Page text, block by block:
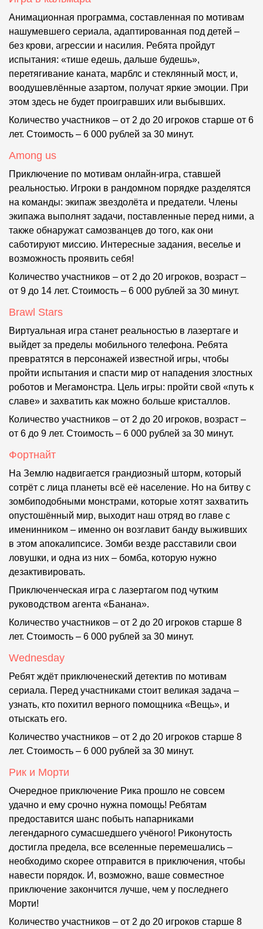
Анимационная программа, составленная по мотивам
нашумевшего сериала, адаптированная под детей –
без крови, агрессии и насилия. Ребята пройдут
испытания: «тише едешь, дальше будешь»,
перетягивание каната, марблс и стеклянный мост, и,
воодушевлённые азартом, получат яркие эмоции. При
этом здесь не будет проигравших или выбывших.
Количество участников – от 2 до 20 игроков старше от 6
лет. Стоимость – 6 000 рублей за 30 минут.
Among us
Приключение по мотивам онлайн-игра, ставшей
реальностью. Игроки в рандомном порядке разделятся
на команды: экипаж звездолёта и предатели. Члены
экипажа выполнят задачи, поставленные перед ними, а
также обнаружат самозванцев до того, как они
саботируют миссию. Интересные задания, веселье и
возможность проявить себя!
Количество участников – от 2 до 20 игроков, возраст –
от 9 до 14 лет. Стоимость – 6 000 рублей за 30 минут.
Brawl Stars
Виртуальная игра станет реальностью в лазертаге и
выйдет за пределы мобильного телефона. Ребята
превратятся в персонажей известной игры, чтобы
пройти испытания и спасти мир от нападения злостных
роботов и Мегамонстра. Цель игры: пройти свой «путь к
славе» и захватить как можно больше кристаллов.
Количество участников – от 2 до 20 игроков, возраст –
от 6 до 9 лет. Стоимость – 6 000 рублей за 30 минут.
Фортнайт
На Землю надвигается грандиозный шторм, который
сотрёт с лица планеты всё её население. Но на битву с
зомбиподобными монстрами, которые хотят захватить
опустошённый мир, выходит наш отряд во главе с
именинником – именно он возглавит банду выживших
в этом апокалипсисе. Зомби везде расставили свои
ловушки, и одна из них – бомба, которую нужно
дезактивировать.
Приключенческая игра с лазертагом под чутким
руководством агента «Банана».
Количество участников – от 2 до 20 игроков старше 8
лет. Стоимость – 6 000 рублей за 30 минут.
Wednesday
Ребят ждёт приключенеский детектив по мотивам
сериала. Перед участниками стоит великая задача –
узнать, кто похитил верного помощника «Вещь», и
отыскать его.
Количество участников – от 2 до 20 игроков старше 8
лет. Стоимость – 6 000 рублей за 30 минут.
Рик и Морти
Очередное приключение Рика прошло не совсем
удачно и ему срочно нужна помощь! Ребятам
предоставится шанс побыть напарниками
легендарного сумасшедшего учёного! Риконутость
достигла предела, все вселенные перемешались –
необходимо скорее отправится в приключения, чтобы
навести порядок. И, возможно, ваше совместное
приключение закончится лучше, чем у последнего
Морти!
Количество участников – от 2 до 20 игроков старше 8